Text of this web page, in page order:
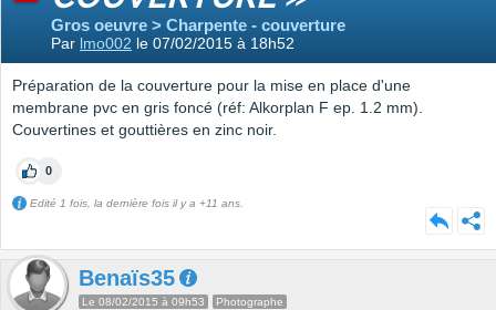
Gros oeuvre > Charpente - couverture
Par lmo002 le 07/02/2015 à 18h52
Préparation de la couverture pour la mise en place d'une
membrane pvc en gris foncé (réf: Alkorplan F ep. 1.2 mm).
Couvertines et gouttières en zinc noir.
0
Edité 1 fois, la dernière fois il y a +11 ans.
Benaïs35
Le 08/02/2015 à 09h53 Photographe